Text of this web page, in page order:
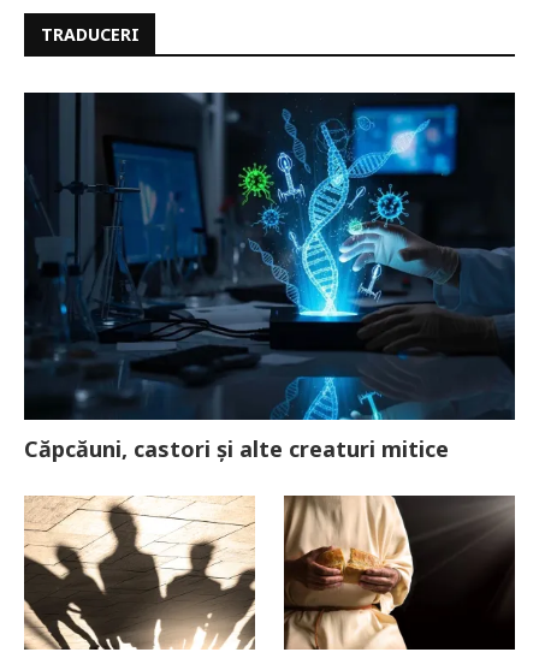
TRADUCERI
Căpcăuni, castori și alte creaturi mitice